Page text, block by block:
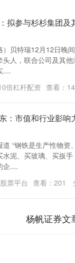
拟参与杉杉集团
贝特瑞12月12日晚
人，联合公司及其
....
倍杠杆配资 查看：
：市值和行业影响
“钢铁是生产性物资
泥、买玻璃、买扳
企....
票平台 查看： 201
杨帆证券文